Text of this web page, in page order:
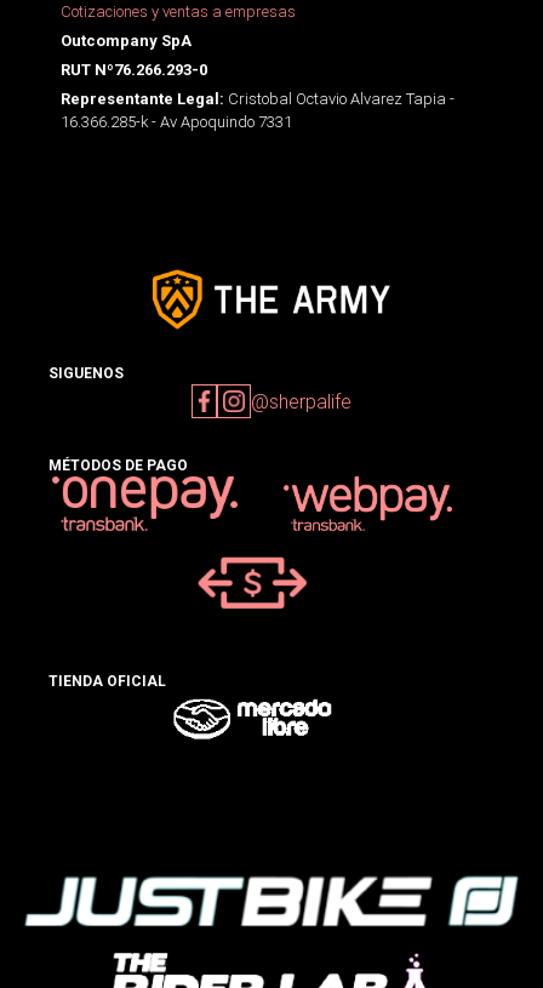
Cotizaciones y ventas a empresas
Outcompany SpA
RUT Nº76.266.293-0
Representante Legal: Cristobal Octavio Alvarez Tapia -
16.366.285-k - Av Apoquindo 7331
SIGUENOS
@sherpalife
MÉTODOS DE PAGO
TIENDA OFICIAL